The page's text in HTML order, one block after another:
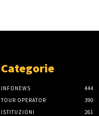
Categorie
INFONEWS
444
TOUR OPERATOR
390
ISTITUZIONI
261